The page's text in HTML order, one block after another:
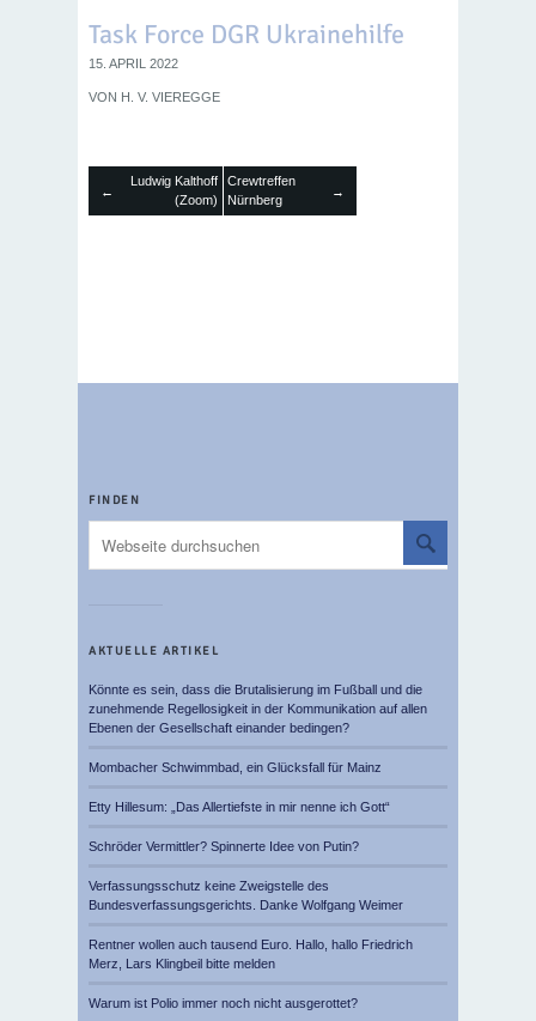
Task Force DGR Ukrainehilfe
15. APRIL 2022
VON H. V. VIEREGGE
←
Ludwig Kalthoff
(Zoom)
Crewtreffen
Nürnberg
→
FINDEN
AKTUELLE ARTIKEL
Könnte es sein, dass die Brutalisierung im Fußball und die
zunehmende Regellosigkeit in der Kommunikation auf allen
Ebenen der Gesellschaft einander bedingen?
Mombacher Schwimmbad, ein Glücksfall für Mainz
Etty Hillesum: „Das Allertiefste in mir nenne ich Gott“
Schröder Vermittler? Spinnerte Idee von Putin?
Verfassungsschutz keine Zweigstelle des
Bundesverfassungsgerichts. Danke Wolfgang Weimer
Rentner wollen auch tausend Euro. Hallo, hallo Friedrich
Merz, Lars Klingbeil bitte melden
Warum ist Polio immer noch nicht ausgerottet?